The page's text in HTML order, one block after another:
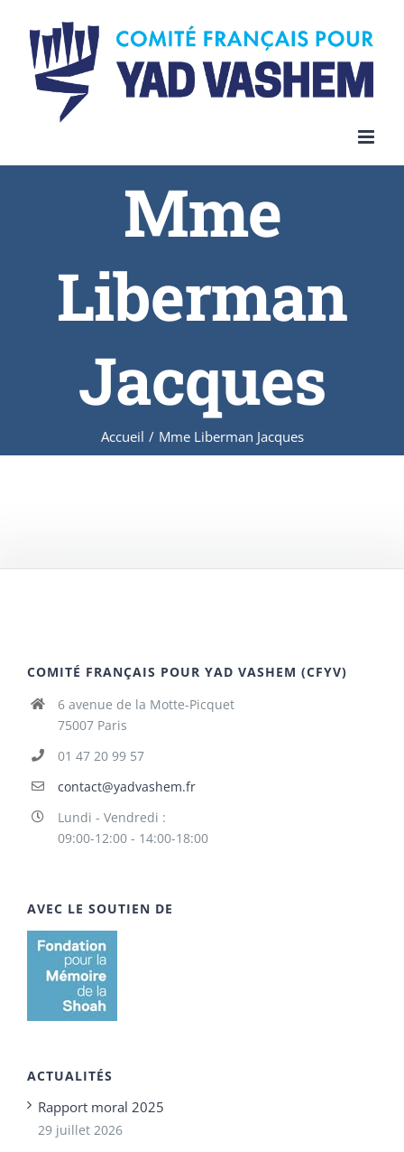
content
Mme
Liberman
Jacques
Accueil / Mme Liberman Jacques
COMITÉ FRANÇAIS POUR YAD VASHEM (CFYV)
6 avenue de la Motte-Picquet
75007 Paris
01 47 20 99 57
contact@yadvashem.fr
Lundi - Vendredi :
09:00-12:00 - 14:00-18:00
AVEC LE SOUTIEN DE
ACTUALITÉS
Rapport moral 2025
29 juillet 2026